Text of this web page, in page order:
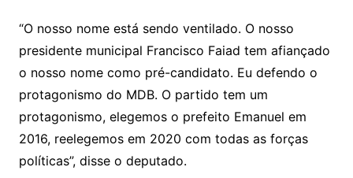
“O nosso nome está sendo ventilado. O nosso
presidente municipal Francisco Faiad tem afiançado
o nosso nome como pré-candidato. Eu defendo o
protagonismo do MDB. O partido tem um
protagonismo, elegemos o prefeito Emanuel em
2016, reelegemos em 2020 com todas as forças
políticas”, disse o deputado.